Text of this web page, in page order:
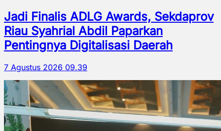
Jadi Finalis ADLG Awards, Sekdaprov
Riau Syahrial Abdil Paparkan
Pentingnya Digitalisasi Daerah
7 Agustus 2026 09.39